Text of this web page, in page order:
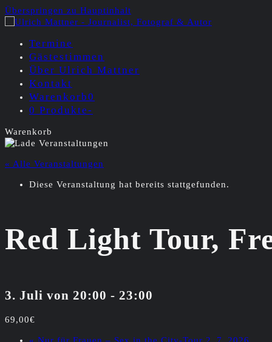
Überspringen zu Hauptinhalt
Termine
Gästestimmen
Über Ulrich Mattner
Kontakt
Warenkorb0
0 Produkte-
Warenkorb
« Alle Veranstaltungen
Diese Veranstaltung hat bereits stattgefunden.
Red Light Tour,
3. Juli von 20:00 - 23:00
69,00€